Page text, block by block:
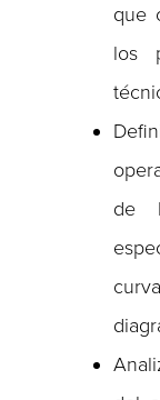
que
los
de